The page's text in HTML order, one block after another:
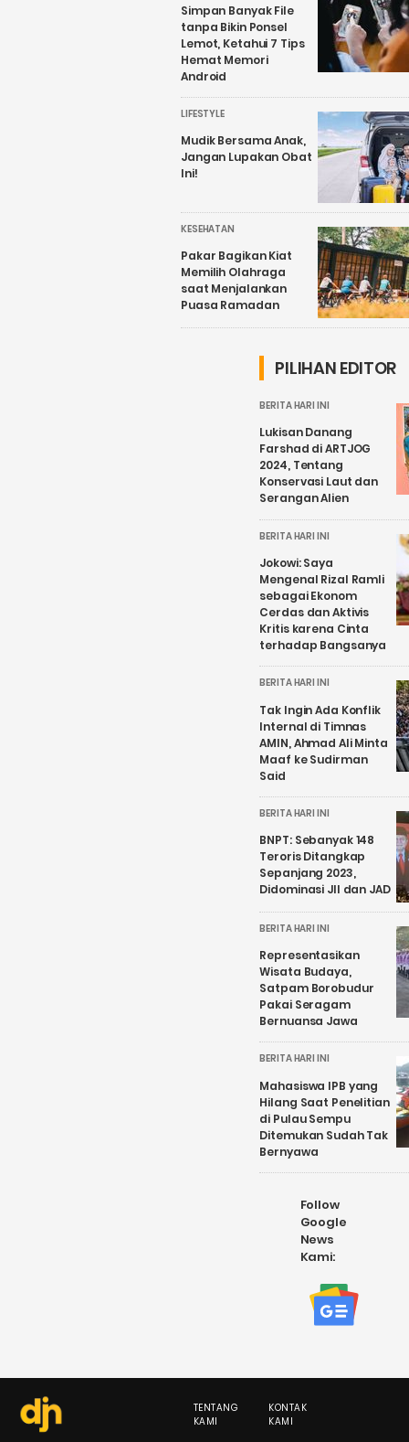
Simpan Banyak File
tanpa Bikin Ponsel
Lemot, Ketahui 7 Tips
Hemat Memori
Android
LIFESTYLE
Mudik Bersama Anak,
Jangan Lupakan Obat
Ini!
KESEHATAN
Pakar Bagikan Kiat
Memilih Olahraga
saat Menjalankan
Puasa Ramadan
PILIHAN EDITOR
BERITA HARI INI
Lukisan Danang
Farshad di ARTJOG
2024, Tentang
Konservasi Laut dan
Serangan Alien
BERITA HARI INI
Jokowi: Saya
Mengenal Rizal Ramli
sebagai Ekonom
Cerdas dan Aktivis
Kritis karena Cinta
terhadap Bangsanya
BERITA HARI INI
Tak Ingin Ada Konflik
Internal di Timnas
AMIN, Ahmad Ali Minta
Maaf ke Sudirman
Said
BERITA HARI INI
BNPT: Sebanyak 148
Teroris Ditangkap
Sepanjang 2023,
Didominasi JII dan JAD
BERITA HARI INI
Representasikan
Wisata Budaya,
Satpam Borobudur
Pakai Seragam
Bernuansa Jawa
BERITA HARI INI
Mahasiswa IPB yang
Hilang Saat Penelitian
di Pulau Sempu
Ditemukan Sudah Tak
Bernyawa
Follow
Google
News
Kami:
TENTANG
KAMI
KONTAK
KAMI